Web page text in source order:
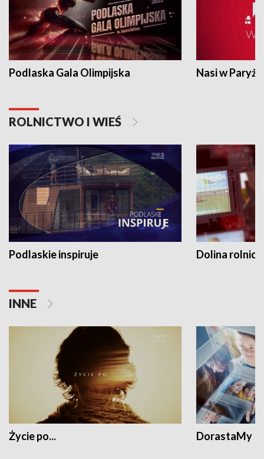
Podlaska Gala Olimpijska Nasi w Paryżu
ROLNICTWO I WIEŚ
Podlaskie inspiruje Dolina
INNE
Życie po... DorastaMy